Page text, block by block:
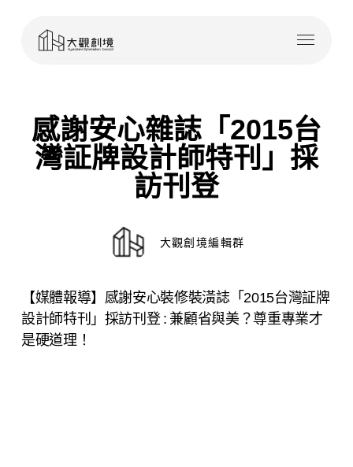
Menu
感謝安心雜誌「2015台
灣証牌設計師特刊」採
訪刊登
大觀創境編輯群
【媒體報導】感謝安心裝修裝潢誌「2015台灣証牌
設計師特刊」採訪刊登 : 兼顧省與美？尊重專業才
是硬道理！